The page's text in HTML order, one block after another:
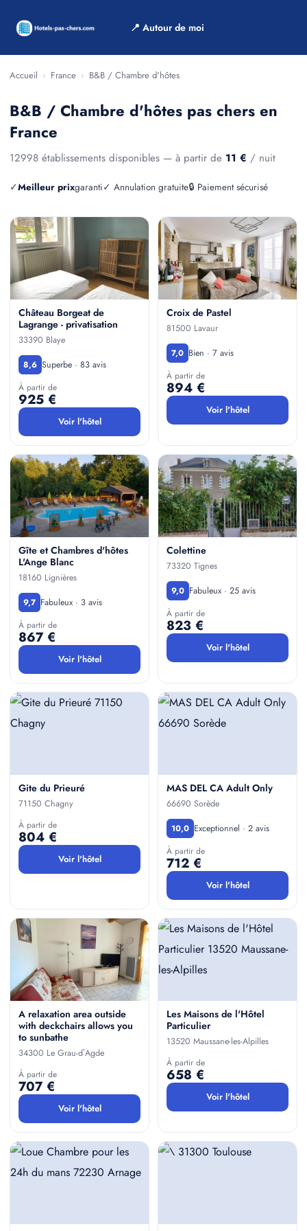
📍 Autour de moi
Accueil › France › B&B / Chambre d'hôtes
B&B / Chambre d'hôtes pas chers en
France
12998 établissements disponibles — à partir de 11 € / nuit
✓Meilleur prixgaranti✓ Annulation gratuite🔒 Paiement sécurisé
Château Borgeat de
Lagrange - privatisation
33390 Blaye
8,6 Superbe · 83 avis
À partir de
925 €
Voir l'hôtel
Croix de Pastel
81500 Lavaur
7,0 Bien · 7 avis
À partir de
894 €
Voir l'hôtel
Gîte et Chambres d'hôtes
L'Ange Blanc
18160 Lignières
9,7 Fabuleux · 3 avis
À partir de
867 €
Voir l'hôtel
Colettine
73320 Tignes
9,0 Fabuleux · 25 avis
À partir de
823 €
Voir l'hôtel
Gite du Prieuré
71150 Chagny
À partir de
804 €
Voir l'hôtel
MAS DEL CA Adult Only
66690 Sorède
10,0 Exceptionnel · 2 avis
À partir de
712 €
Voir l'hôtel
A relaxation area outside
with deckchairs allows you
to sunbathe
34300 Le Grau-dʼAgde
À partir de
707 €
Voir l'hôtel
Les Maisons de l'Hôtel
Particulier
13520 Maussane-les-Alpilles
À partir de
658 €
Voir l'hôtel